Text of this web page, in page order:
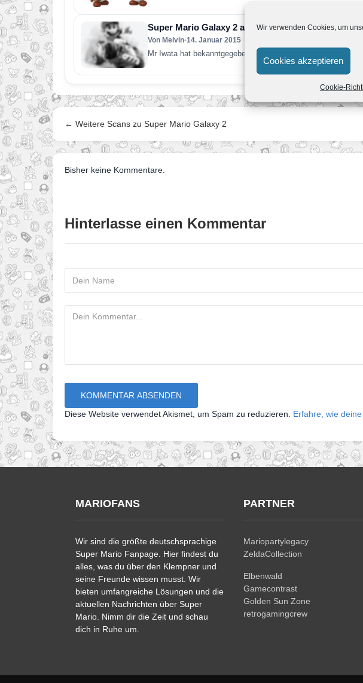
Wir verwenden Cookies, um
Cookies akzeptieren
Cookie-
Super Mario Galaxy 2 als Download für Wii U
Von Melvin•14. Januar 2015
Mr Iwata hat bekanntgegeben dass es ausgewählte Wii Titel
← Weitere Scans zu Super Mario Galaxy 2
Bisher keine Kommentare.
Hinterlasse einen Kommentar
Diese Website verwendet Akismet, um Spam zu reduzieren. Erfahre, wie
MARIOFANS
Wir sind die größte deutschsprachige
Super Mario Fanpage. Hier findest du
alles, was du über den Klempner und
seine Freunde wissen musst. Wir
bieten umfangreiche Lösungen und die
aktuellen Nachrichten über Super
Mario. Nimm dir die Zeit und schau
dich in Ruhe um.
PARTNER
Mariopartylegacy
ZeldaCollection
Elbenwald
Gamecontrast
Golden Sun Zone
retrogamingcrew